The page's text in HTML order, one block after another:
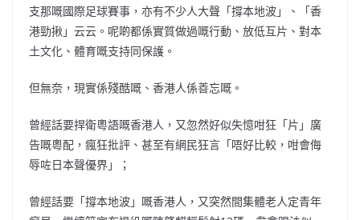
支那嘅國際足球賽事，亦有不少人大聲「撐本地波」、「香
港勁揪」云云。呢啲都係實質做過嘅行動、放低互片、對本
土文化、體育嘅支持同保護。
但無奈，現實係殘酷嘅、香港人係善忘嘅。
曾經話要捍衛粵語嘅香港人，又忽然好似失憶咁狂「片」廣
告嘅粵配，瘋狂批評、甚至有網民狂言「唔好比較，咁會侮
辱咗日本聲優界」；
曾經話要「撐本地波」嘅香港人，又突然間集體老人定青年